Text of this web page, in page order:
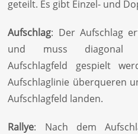
geteilt. Es gibt Einzel- und
Aufschlag: Der Aufschlag
und muss diagonal
Aufschlagfeld gespielt
Aufschlaglinie überqueren
Aufschlagfeld landen.
Rallye: Nach dem